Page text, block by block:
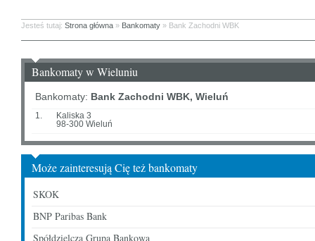
Jesteś tutaj: Strona główna » Bankomaty » Bank Zachodni WBK
Bankomaty w Wieluniu
Bankomaty: Bank Zachodni WBK, Wieluń
1.
Kaliska 3
98-300 Wieluń
Może zainteresują Cię też bankomaty
SKOK
BNP Paribas Bank
Spółdzielcza Grupa Bankowa